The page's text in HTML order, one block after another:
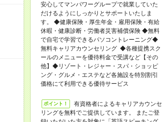
安心してマンパワーグループで就業していた
だけるようにしっかりとサポートいたしま
す。 ◆健康保険・厚生年金・雇用保険・有給
休暇・健康診断・労働者災害補償保険 ◆無料
で自宅で学習できるパソコントレーニング◆
無料キャリアカウンセリング ◆各種提携スク
ールのメニューを優待料金で受講など【その
他】◆リゾート・レジャー・スパ・ショッピ
ング・グルメ・エステなど各施設を特別割引
価格にて利用できる優待サービス
ポイント！
有資格者によるキャリアカウンセ
リングを無料でご提供しています。 またご登